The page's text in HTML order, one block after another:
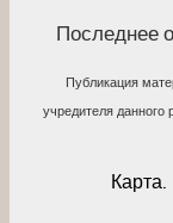
Последнее
Публикация
учредителя данного